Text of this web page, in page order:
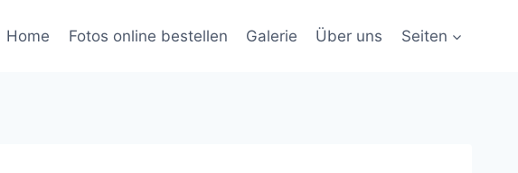
Home Fotos online bestellen Galerie Über uns Seiten